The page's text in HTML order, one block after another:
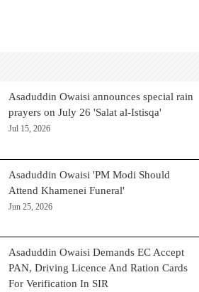
Asaduddin Owaisi announces special rain
prayers on July 26 'Salat al-Istisqa'
Jul 15, 2026
Asaduddin Owaisi 'PM Modi Should
Attend Khamenei Funeral'
Jun 25, 2026
Asaduddin Owaisi Demands EC Accept
PAN, Driving Licence And Ration Cards
For Verification In SIR